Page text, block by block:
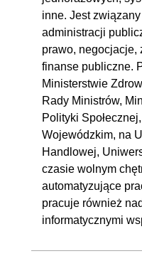
inne. Jest
administracji
prawo, negocjacje,
finanse publiczne.
Ministerstwie
Rady Ministrów,
Polityki
Wojewódzkim, na
Handlowej,
czasie wolnym
automatyzujące
pracuje również
informatycznymi